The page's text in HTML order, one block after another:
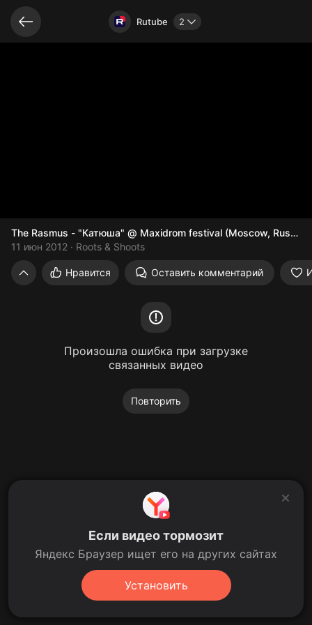
Видео открыто Rutube 2
The Rasmus - "Катюша" @ Maxidrom festival (Moscow, Russia
11 июн 2012 Roots & Shoots
Нравится Оставить комментарий
Произошла ошибка при загрузке
связанных видео
Повторить
Если видео тормозит
Яндекс Браузер ищет его на других сайтах
Установить